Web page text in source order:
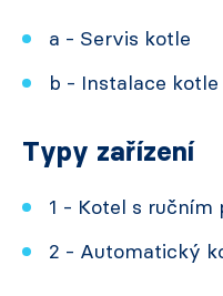
a - Servis kotle
b - Instalace kotle
Typy zařízení
1 - Kotel s
2 - Automatický